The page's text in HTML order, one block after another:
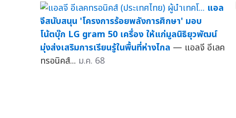
แอล
จีสนับสนุน 'โครงการร้อยพลังการศึกษา' มอบ
โน้ตบุ๊ก LG gram 50 เครื่อง ให้แก่มูลนิธิยุวพัฒน์
มุ่งส่งเสริมการเรียนรู้ในพื้นที่ห่างไกล — แอลจี อีเลค
ทรอนิคส์... ม.ค. 68